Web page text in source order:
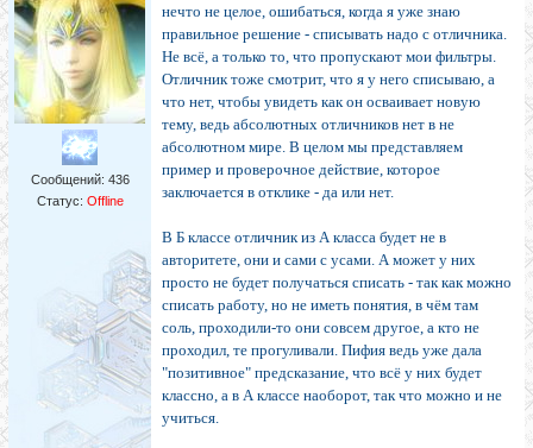
Сообщений: 436
Статус: Offline
нечто не целое, ошибаться, когда я уже знаю
правильное решение - списывать надо с отличника.
Не всё, а только то, что пропускают мои фильтры.
Отличник тоже смотрит, что я у него списываю, а
что нет, чтобы увидеть как он осваивает новую
тему, ведь абсолютных отличников нет в не
абсолютном мире. В целом мы представляем
пример и проверочное действие, которое
заключается в отклике - да или нет.
В Б классе отличник из А класса будет не в
авторитете, они и сами с усами. А может у них
просто не будет получаться списать - так как можно
списать работу, но не иметь понятия, в чём там
соль, проходили-то они совсем другое, а кто не
проходил, те прогуливали. Пифия ведь уже дала
"позитивное" предсказание, что всё у них будет
классно, а в А классе наоборот, так что можно и не
учиться.